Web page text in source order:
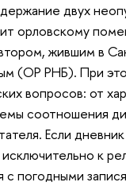
двух
орловскому
жившим в
(ОР РНБ). При
вопросов: от
соотношения
Если
к
погодными